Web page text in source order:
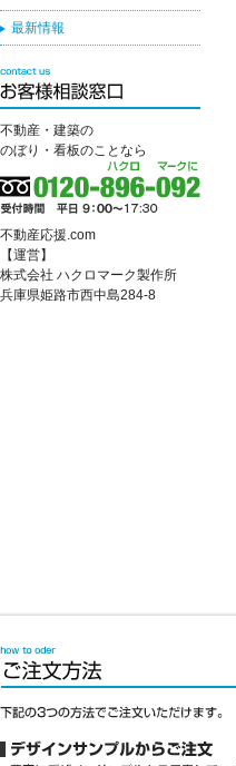
最新情報
不動産・建築の
のぼり・看板のことなら
不動産応援.com
【運営】
株式会社 ハクロマーク製作所
兵庫県姫路市西中島284-8